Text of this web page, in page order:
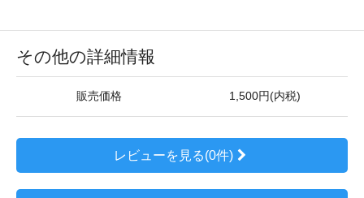
その他の詳細情報
販売価格 1,500円(内税)
レビューを見る(0件)